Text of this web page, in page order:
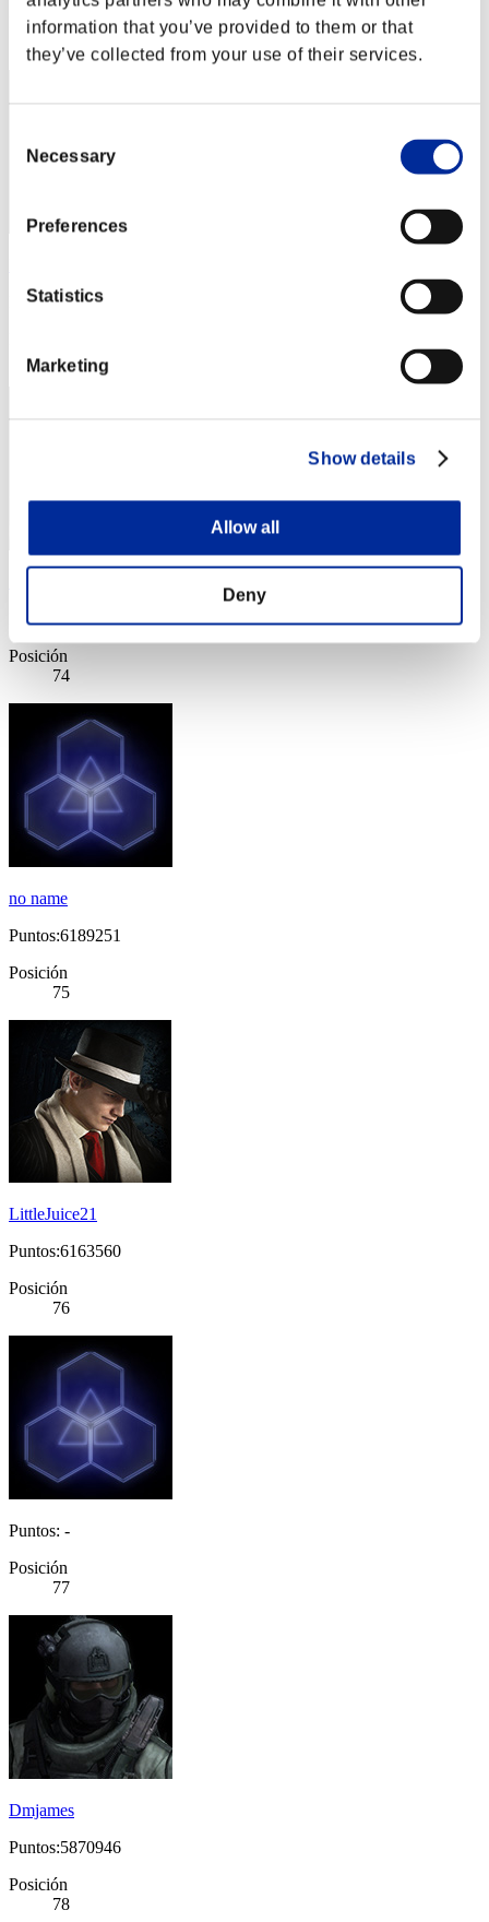
information that you’ve provided to them or that
they’ve collected from your use of their services.
Selection
Necessary
Preferences
Statistics
Marketing
Show details
Allow all
Deny
Posición
Puntos:6716493
73
Puntos:6447743
Posición
74
no name
Puntos:6189251
Posición
75
LittleJuice21
Puntos:6163560
Posición
76
Puntos: -
Posición
77
Dmjames
Puntos:5870946
Posición
78